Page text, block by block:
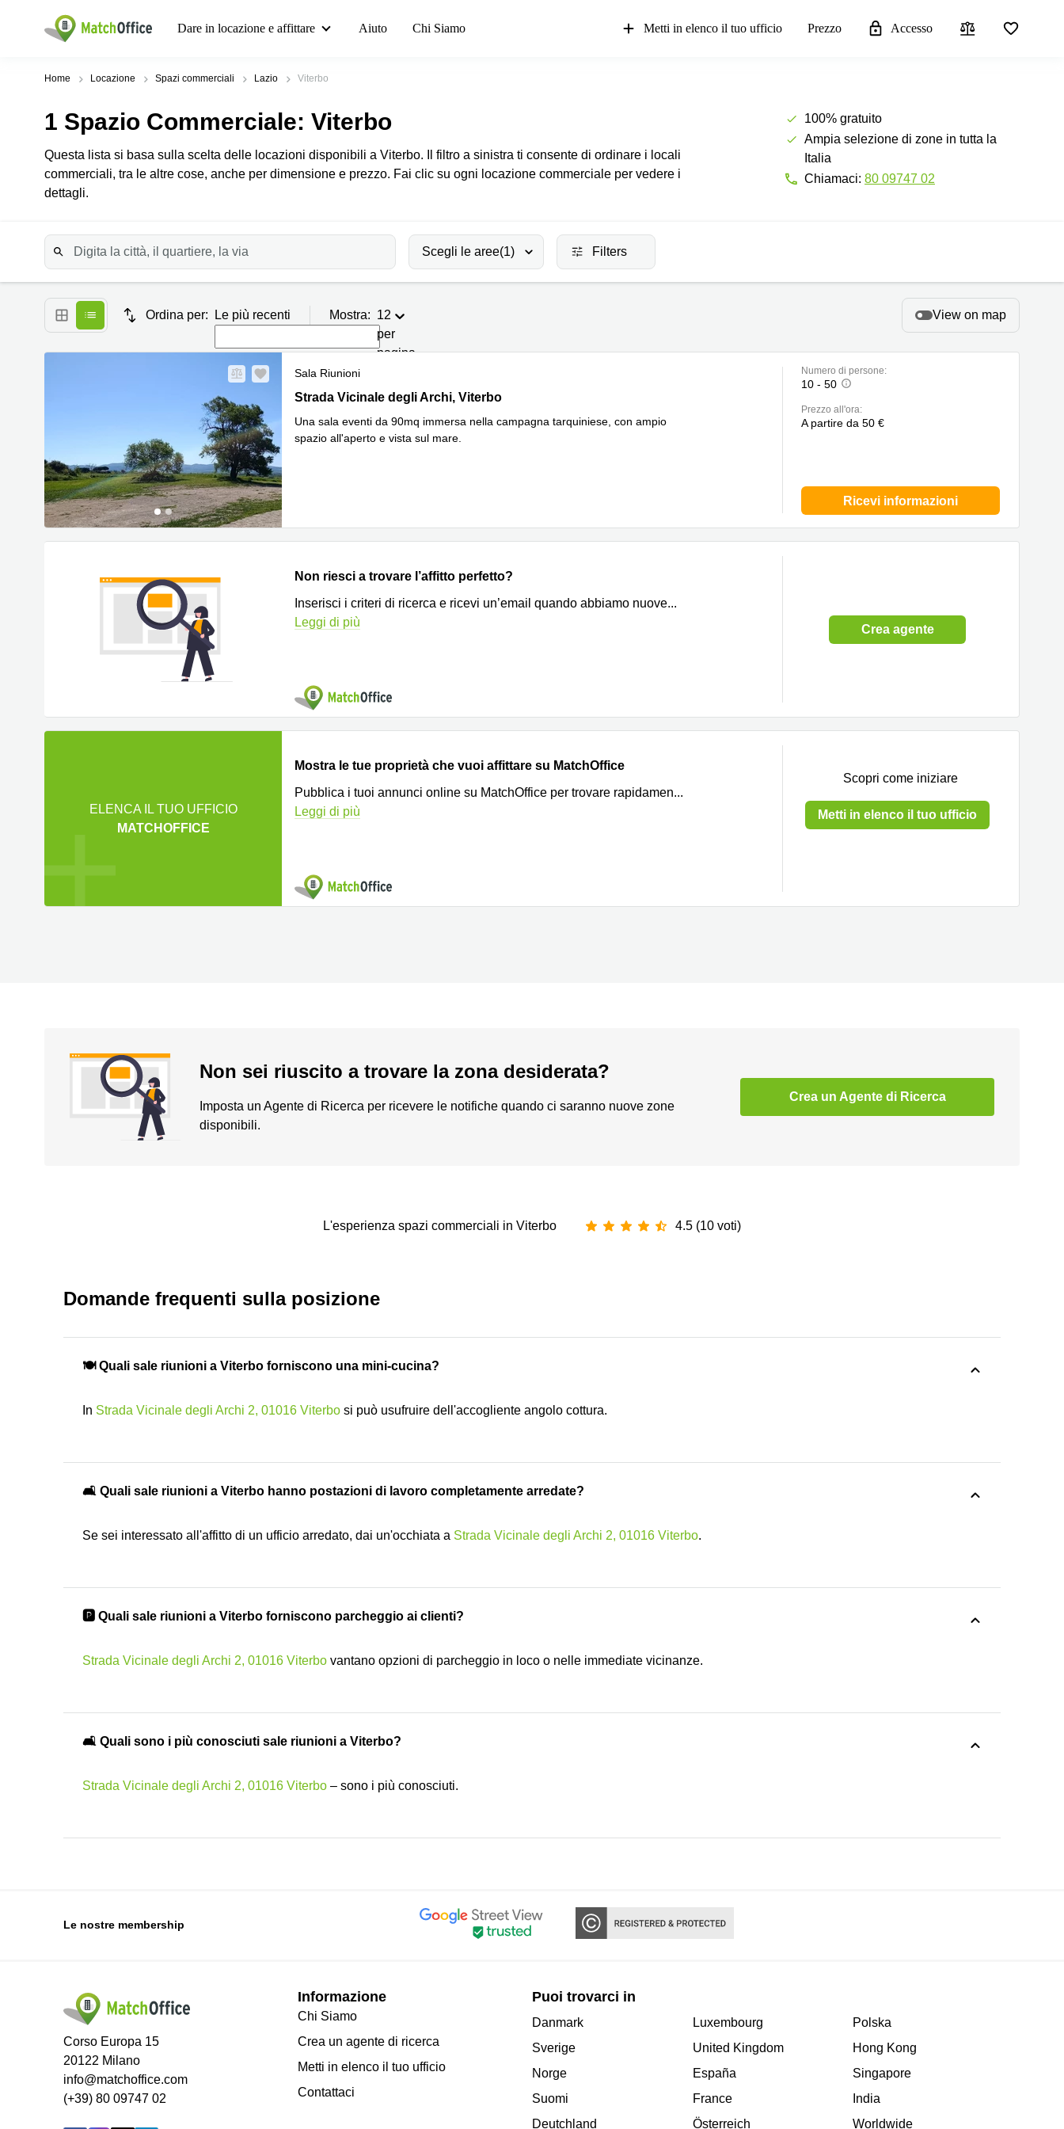
Dare in locazione e affittare Aiuto Chi Siamo Metti in elenco il tuo ufficio Prezzo Accesso
Home Locazione Spazi commerciali Lazio Viterbo
1 Spazio Commerciale: Viterbo
Questa lista si basa sulla scelta delle locazioni disponibili a Viterbo. Il filtro a sinistra ti consente di ordinare i locali
commerciali, tra le altre cose, anche per dimensione e prezzo. Fai clic su ogni locazione commerciale per vedere i
dettagli.
100% gratuito
Ampia selezione di zone in tutta la
Italia
Chiamaci: 80 09747 02
Scegli le aree(1) Filters
Ordina per: Le più recenti Mostra: 12
per
pagina
View on map
Sala Riunioni
Strada Vicinale degli Archi 2, Viterbo
Strada Vicinale degli Archi, Viterbo
Una sala eventi da 90mq immersa nella campagna tarquiniese, con ampio
spazio all'aperto e vista sul mare.
Numero di persone:
10 - 50
Prezzo all'ora:
A partire da 50 €
Ricevi informazioni
Non riesci a trovare l’affitto perfetto?
Inserisci i criteri di ricerca e ricevi un’email quando abbiamo nuove...
Leggi di più
Crea agente
ELENCA IL TUO UFFICIO
MATCHOFFICE
Mostra le tue proprietà che vuoi affittare su MatchOffice
Pubblica i tuoi annunci online su MatchOffice per trovare rapidamen...
Leggi di più
Scopri come iniziare
Metti in elenco il tuo ufficio
Non sei riuscito a trovare la zona desiderata?
Imposta un Agente di Ricerca per ricevere le notifiche quando ci saranno nuove zone
disponibili.
Crea un Agente di Ricerca
L'esperienza spazi commerciali in Viterbo 4.5 (10 voti)
Domande frequenti sulla posizione
🍽️ Quali sale riunioni a Viterbo forniscono una mini-cucina?
In Strada Vicinale degli Archi 2, 01016 Viterbo si può usufruire dell'accogliente angolo cottura.
🛋️ Quali sale riunioni a Viterbo hanno postazioni di lavoro completamente arredate?
Se sei interessato all'affitto di un ufficio arredato, dai un'occhiata a Strada Vicinale degli Archi 2, 01016 Viterbo.
🅿️ Quali sale riunioni a Viterbo forniscono parcheggio ai clienti?
Strada Vicinale degli Archi 2, 01016 Viterbo vantano opzioni di parcheggio in loco o nelle immediate vicinanze.
🛋️ Quali sono i più conosciuti sale riunioni a Viterbo?
Strada Vicinale degli Archi 2, 01016 Viterbo – sono i più conosciuti.
Le nostre membership
Corso Europa 15
20122 Milano
info@matchoffice.com
(+39) 80 09747 02
Informazione
Chi Siamo
Crea un agente di ricerca
Metti in elenco il tuo ufficio
Contattaci
Puoi trovarci in
Danmark
Sverige
Norge
Suomi
Deutchland
Luxembourg
United Kingdom
España
France
Österreich
Polska
Hong Kong
Singapore
India
Worldwide